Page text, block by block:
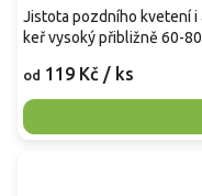
od 119 Kč / ks
Jistota pozdního kvetení
keř vysoký přibližně 60-80